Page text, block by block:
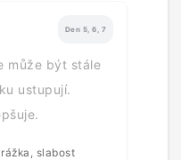
Den 5, 6, 7
může být stále
ustupují.
slabost